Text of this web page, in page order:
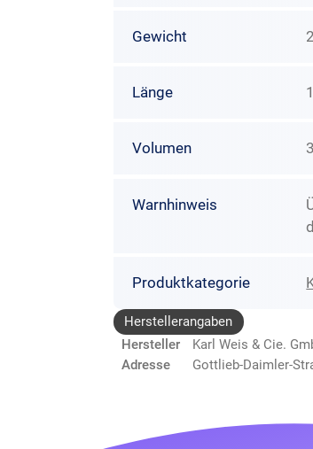
Gewicht
Länge
Volumen
Warnhinweis
Produktkategorie
Herstellerangaben
Hersteller
Karl Weis & Cie.
Adresse
Gottlieb-Daimler-